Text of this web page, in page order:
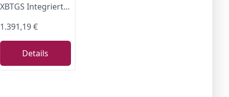
XBTGS Integrierter Projektor-Leinwand für Zuhause, 4K/3D, Ultra HD, elektrische Fernbedienung, 254 cm (100/120 Zoll), Nanometer, Lichtschutz, Kabel, 4K 120 Zoll Bildschirmtuch
1.391,19 €
Details